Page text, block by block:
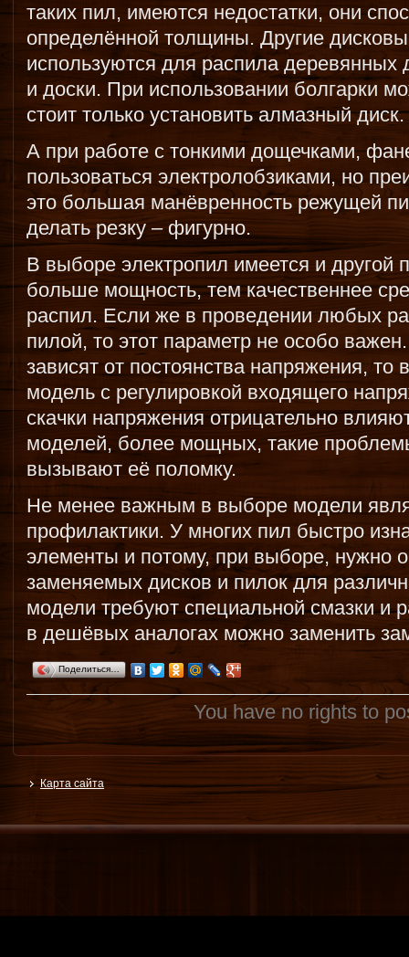
таких пил, имеются недостатки, они
определённой толщины. Другие
используются для распила
и доски. При использовании болгарки
стоит только установить алмазный диск.
А при работе с тонкими дощечками,
пользоваться электролобзиками, но
это большая манёвренность режущей
делать резку – фигурно.
В выборе электропил имеется и другой
больше мощность, тем качественнее
распил. Если же в проведении любых
пилой, то этот параметр не особо
зависят от постоянства напряжения,
модель с регулировкой входящего
скачки напряжения отрицательно
моделей, более мощных, такие
вызывают её поломку.
Не менее важным в выборе модели
профилактики. У многих пил быстро
элементы и потому, при выборе, нужно
заменяемых дисков и пилок для
модели требуют специальной смазки и
в дешёвых аналогах можно заменить
Поделиться…
You have no rights to
Карта сайта